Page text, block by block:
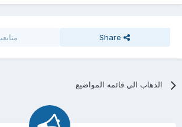
Share
الذهاب الي قائمه المواضيع